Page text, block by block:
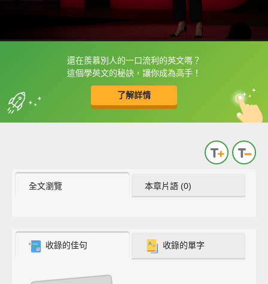
還在羨慕別人的一口流利的英文嗎？
這個學英文的秘訣，讓你成為高手！
了解詳情
框選或點兩下字幕可以直接查字典喔！
收錄佳句 中
英
全文瀏覽 本章片語 (0)
收錄的佳句 收錄的單字